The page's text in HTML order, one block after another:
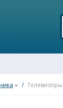
/ Телевизоры